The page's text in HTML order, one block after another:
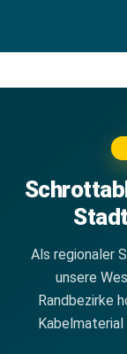
Als regionaler
unsere
Randbezirke